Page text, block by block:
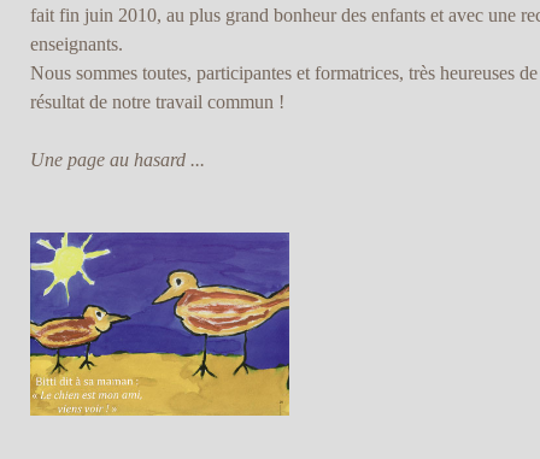
fait fin juin 2010, au plus grand bonheur des enfants et avec une
enseignants.
Nous sommes toutes, participantes et formatrices, très heureuses
résultat de notre travail commun !
Une page au hasard ...